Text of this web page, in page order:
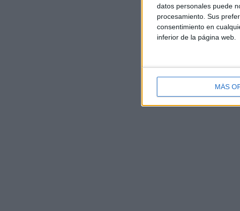
datos personales puede
procesamiento. Sus
consentimiento en
inferior de la página web.
MÁS